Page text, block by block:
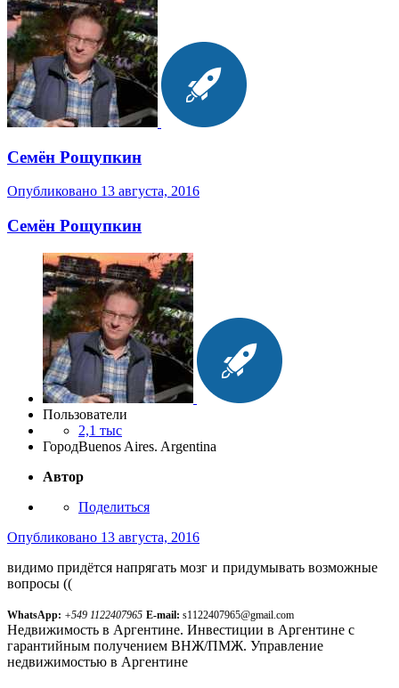
Семён Рощупкин
Опубликовано 13 августа, 2016
Семён Рощупкин
Пользователи
2,1 тыс
ГородBuenos Aires. Argentina
Автор
Поделиться
Опубликовано 13 августа, 2016
видимо придётся напрягать мозг и придумывать возможные
вопросы ((
WhatsApp: +549 1122407965 E-mail: s1122407965@gmail.com
Недвижимость в Аргентине. Инвестиции в Аргентине с
гарантийным получением ВНЖ/ПМЖ. Управление
недвижимостью в Аргентине